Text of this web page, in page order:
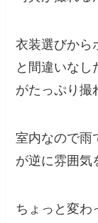
衣装選びから
と間違いなし
がたっぷり撮
室内なので雨
が逆に雰囲気
ちょっと変わ